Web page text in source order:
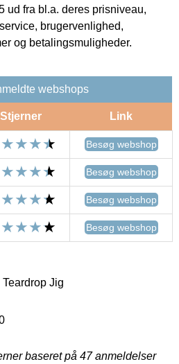
ud fra bl.a. deres prisniveau,
brugervenlighed,
og betalingsmuligheder.
webshops
Stjerner Link
Besøg webshop
Besøg webshop
Besøg webshop
Besøg webshop
Teardrop Jig
baseret på 47anmeldelser